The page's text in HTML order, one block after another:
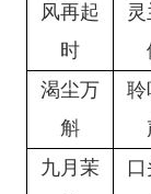
风再起
时
渴尘万
斛
聆
九月茉